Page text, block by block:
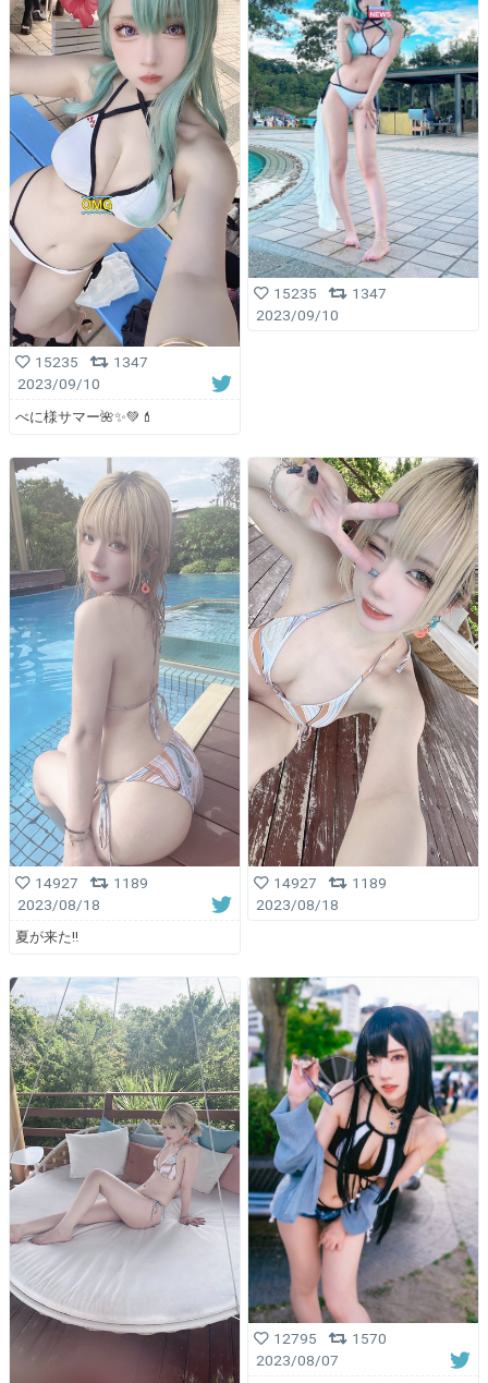
15235
1347
2023/09/10
べに様サマー🌺✨💚💄
15235
1347
2023/09/10
14927
1189
2023/08/18
夏が来た‼️
14927
1189
2023/08/18
12795
1570
2023/08/07